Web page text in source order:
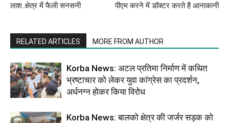
लाश..क्षेत्र में फैली सनसनी
पीएम करने में डॉक्टर करते है आनाकानी
RELATED ARTICLES MORE FROM AUTHOR
Korba News: अटल प्रतिमा निर्माण में कथित
भ्रष्टाचार को लेकर युवा कांग्रेस का प्रदर्शन,
अर्धनग्न होकर किया विरोध
Korba News: बालको क्षेत्र की जर्जर सड़क को